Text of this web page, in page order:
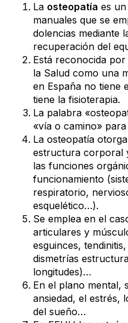
La osteopatía es
manuales que se
dolencias mediante
recuperación del
Está reconocida
la Salud como una
en España no tiene
tiene la fisioterapia.
La palabra
«vía o camino»
La osteopatía
estructura corporal
las funciones
funcionamiento
respiratorio,
esquelético…).
Se emplea en el
articulares y
esguinces,
dismetrías
longitudes)…
En el plano mental,
ansiedad, el estrés,
del sueño…